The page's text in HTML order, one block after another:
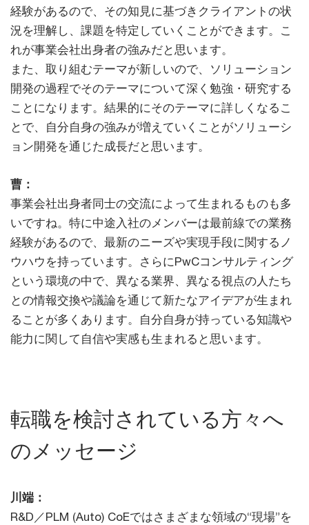
経験があるので、その知見に基づきクライアントの状
況を理解し、課題を特定していくことができます。こ
れが事業会社出身者の強みだと思います。
また、取り組むテーマが新しいので、ソリューション
開発の過程でそのテーマについて深く勉強・研究する
ことになります。結果的にそのテーマに詳しくなるこ
とで、自分自身の強みが増えていくことがソリューシ
ョン開発を通じた成長だと思います。
曹：
事業会社出身者同士の交流によって生まれるものも多
いですね。特に中途入社のメンバーは最前線での業務
経験があるので、最新のニーズや実現手段に関するノ
ウハウを持っています。さらにPwCコンサルティング
という環境の中で、異なる業界、異なる視点の人たち
との情報交換や議論を通じて新たなアイデアが生まれ
ることが多くあります。自分自身が持っている知識や
能力に関して自信や実感も生まれると思います。
転職を検討されている方々へ
のメッセージ
川端：
R&D／PLM (Auto) CoEではさまざまな領域の“現場”を